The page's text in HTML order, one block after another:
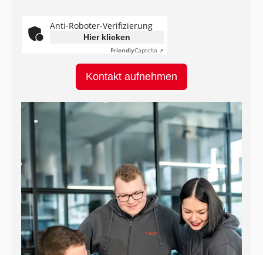
Anti-Roboter-Verifizierung
Hier klicken
FriendlyCaptcha ⇗
Kontakt aufnehmen